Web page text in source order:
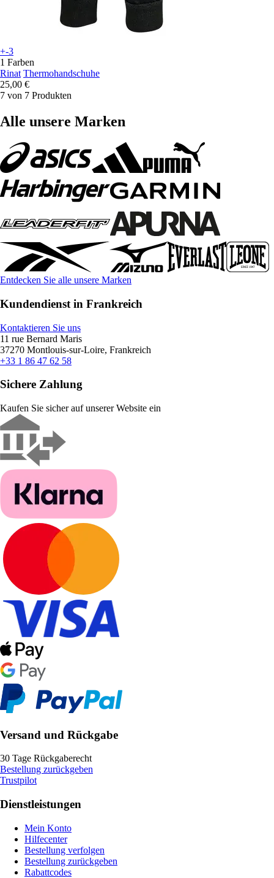
+-3
1 Farben
Rinat Thermohandschuhe
25,00 €
7 von 7 Produkten
Alle unsere Marken
Entdecken Sie alle unsere Marken
Kundendienst in Frankreich
Kontaktieren Sie uns
11 rue Bernard Maris
37270 Montlouis-sur-Loire, Frankreich
+33 1 86 47 62 58
Sichere Zahlung
Kaufen Sie sicher auf unserer Website ein
Versand und Rückgabe
30 Tage Rückgaberecht
Bestellung zurückgeben
Trustpilot
Dienstleistungen
Mein Konto
Hilfecenter
Bestellung verfolgen
Bestellung zurückgeben
Rabattcodes